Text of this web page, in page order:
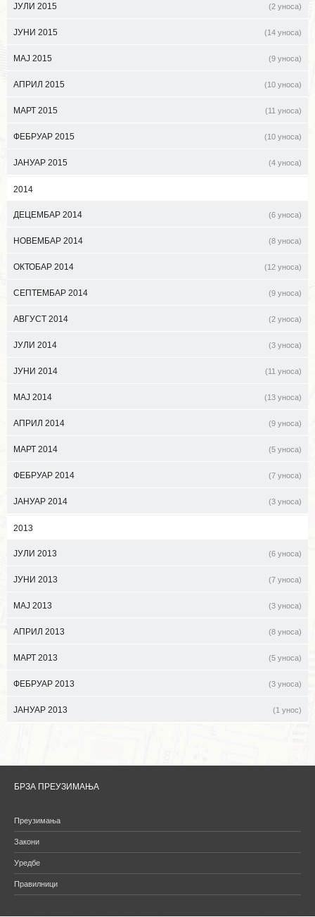
ЈУЛИ 2015 (2 уноса)
ЈУНИ 2015 (14 уноса)
МАЈ 2015 (9 уноса)
АПРИЛ 2015 (10 уноса)
МАРТ 2015 (11 уноса)
ФЕБРУАР 2015 (10 уноса)
ЈАНУАР 2015 (4 уноса)
2014
ДЕЦЕМБАР 2014 (6 уноса)
НОВЕМБАР 2014 (8 уноса)
ОКТОБАР 2014 (12 уноса)
СЕПТЕМБАР 2014 (9 уноса)
АВГУСТ 2014 (2 уноса)
ЈУЛИ 2014 (3 уноса)
ЈУНИ 2014 (11 уноса)
МАЈ 2014 (13 уноса)
АПРИЛ 2014 (9 уноса)
МАРТ 2014 (5 уноса)
ФЕБРУАР 2014 (7 уноса)
ЈАНУАР 2014 (3 уноса)
2013
ЈУЛИ 2013 (6 уноса)
ЈУНИ 2013 (7 уноса)
МАЈ 2013 (3 уноса)
АПРИЛ 2013 (8 уноса)
МАРТ 2013 (5 уноса)
ФЕБРУАР 2013 (3 уноса)
ЈАНУАР 2013 (1 унос)
БРЗА ПРЕУЗИМАЊА
Преузимања
Закони
Уредбе
Правилници